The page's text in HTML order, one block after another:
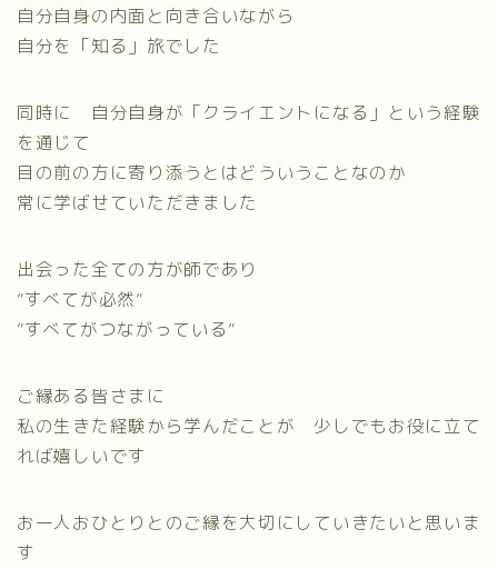
自分自身の内面と向き合いながら
自分を「知る」旅でした
同時に 自分自身が「クライエントになる」という経験
を通じて
目の前の方に寄り添うとはどういうことなのか
常に学ばせていただきました
出会った全ての方が師であり
”すべてが必然”
”すべてがつながっている”
ご縁ある皆さまに
私の生きた経験から学んだことが 少しでもお役に立て
れば嬉しいです
お一人おひとりとのご縁を大切にしていきたいと思いま
す